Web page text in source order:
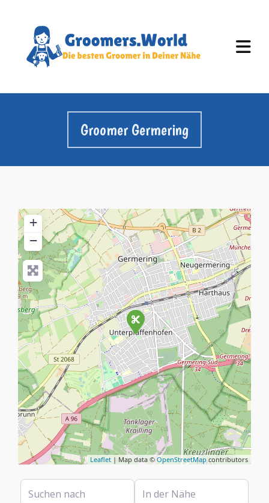
Groomer Germering
+
−
Leaflet | Map data © OpenStreetMapcontributors
Suchen nach In der Nähe